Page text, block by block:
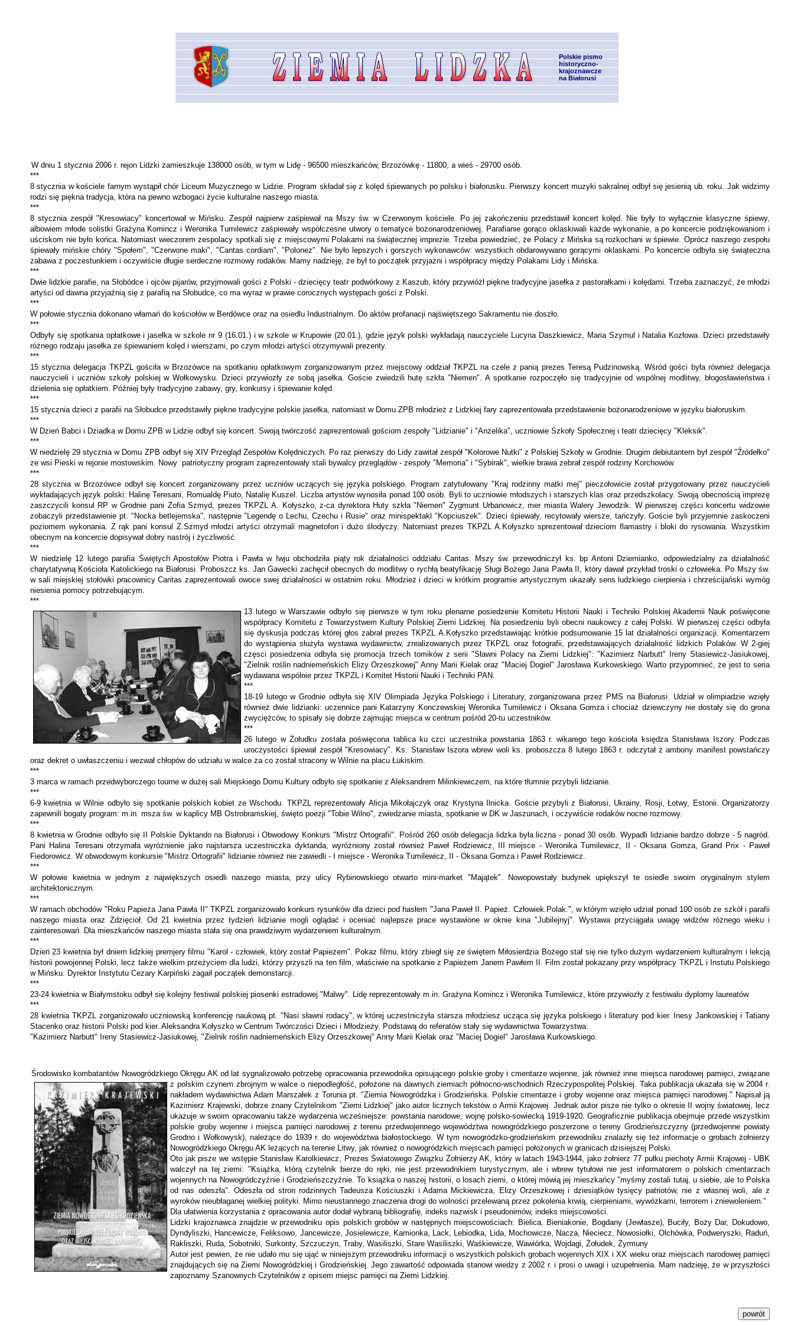
Polskie pismo
historyczno-
krajoznawcze
na Białorusi
W dniu 1 stycznia 2006 r. rejon Lidzki zamieszkuje 138000 osób, w tym w Lidę - 96500 mieszkańców, Brzozówkę - 11800, a wieś - 29700 osób.
***
8 stycznia w kościele farnym wystąpił chór Liceum Muzycznego w Lidzie. Program składał się z kolęd śpiewanych po polsku i białorusku. Pierwszy koncert muzyki sakralnej odbył się jesienią ub. roku. Jak widzimy
rodzi się piękna tradycja, która na pewno wzbogaci życie kulturalne naszego miasta.
***
8 stycznia zespół "Kresowiacy" koncertował w Mińsku. Zespół najpierw zaśpiewał na Mszy św. w Czerwonym kościele. Po jej zakończeniu przedstawił koncert kolęd. Nie były to wyłącznie klasyczne śpiewy,
albowiem młode solistki Grażyna Komincz i Weronika Tumilewicz zaśpiewały współczesne utwory o tematyce bożonarodzeniowej. Parafianie gorąco oklaskiwali każde wykonanie, a po koncercie podziękowaniom i
uściskom nie było końca. Natomiast wieczorem zespolacy spotkali się z miejscowymi Polakami na świątecznej imprezie. Trzeba powiedzieć, że Polacy z Mińska są rozkochani w śpiewie. Oprócz naszego zespołu
śpiewały mińskie chóry "Społem", "Czerwone maki", "Cantas cordiam", "Polonez". Nie było lepszych i gorszych wykonawców: wszystkich obdarowywano gorącymi oklaskami. Po koncercie odbyła się świąteczna
zabawa z poczestunkiem i oczywiście długie serdeczne rozmowy rodaków. Mamy nadzieję, że był to początek przyjażni i współpracy między Polakami Lidy i Mińska.
***
Dwie lidzkie parafie, na Słobódce i ojców pijarów, przyjmowali gości z Polski - dziecięcy teatr podwórkowy z Kaszub, który przywióżł piękne tradycyjne jasełka z pastorałkami i kolędami. Trzeba zaznaczyć, że młodzi
artyści od dawna przyjaźnią się z parafią na Słobudce, co ma wyraz w prawie corocznych występach gości z Polski.
***
W połowie stycznia dokonano włamań do kościołów w Berdówce oraz na osiedlu Industrialnym. Do aktów profanacji najświętszego Sakramentu nie doszło.
***
Odbyły się spotkania opłatkowe i jasełka w szkole nr 9 (16.01.) i w szkole w Krupowie (20.01.), gdzie język polski wykładają nauczyciele Lucyna Daszkiewicz, Maria Szymul i Natalia Kozłowa. Dzieci przedstawiły
różnego rodzaju jasełka ze śpiewaniem kolęd i wierszami, po czym młodzi artyści otrzymywali prezenty.
***
15 stycznia delegacja TKPZL gościła w Brzozówce na spotkaniu opłatkowym zorganizowanym przez miejscowy oddział TKPZL na czele z panią prezes Teresą Pudzinowską. Wśród gości była również delegacja
nauczycieli i uczniów szkoły polskiej w Wołkowysku. Dzieci przywiozły ze sobą jasełka. Goście zwiedzili hutę szkła "Niemen". A spotkanie rozpoczęło się tradycyjnie od wspólnej modlitwy, błogosławieństwa i
dzielenia się opłatkiem. Później były tradycyjne zabawy, gry, konkursy i śpiewanie kolęd.
***
15 stycznia dzieci z parafii na Słobudce przedstawiły piękne tradycyjne polskie jasełka, natomiast w Domu ZPB młodzież z Lidzkiej fary zaprezentowała przedstawienie bożonarodzeniowe w języku białoruskim.
***
W Dzień Babci i Dziadka w Domu ZPB w Lidzie odbył się koncert. Swoją twórczość zaprezento­wali gościom zespoły "Lidzianie" i "Anżelika", uczniowie Szkoły Społecznej i teatr dziecięcy "Kleksik".
***
W niedzielę 29 stycznia w Domu ZPB odbył się XIV Przegląd Zespołów Kolędniczych. Po raz pierwszy do Lidy zawitał zespół "Ko­lorowe Nutki" z Polskiej Szkoły w Grodnie. Drugim ­debiutantem był ze­spół "Źródełko"
ze wsi Pie­ski w rejonie mostowskim. Nowy patriotycz­ny program zaprezentowały stali bywalcy przeglądów - zespoły "Memoria" i "Sybirak", wielkie bra­wa zebrał zespół rodziny Korchowów.
***
28 stycznia w Brzozówce odbył się koncert zorganizowany przez uczniów uczących się języka polskiego. Program zatytułowany "Kraj rodzinny matki mej" pieczołowicie został przygotowany przez nauczycieli
wykładających język polski: Halinę Teresani, Romualdę Piuto, Natalię Kuszel. Liczba artystów wynosiła ponad 100 osób. Byli to uczniowie młodszych i starszych klas oraz przedszkolacy. Swoją obecnością imprezę
zaszczycili konsul RP w Grodnie pani Zofia Szmyd, prezes TKPZL A. Kołyszko, z-ca dyrektora Huty szkła "Niemen" Zygmunt Urbanowicz, mer miasta Walery Jewodzik. W pierwszej części koncertu widzowie
zobaczyli przedstawienie pt. "Nocka betlejemska", następnie "Legendę o Lechu, Czechu i Rusie" oraz minispektakl "Kopciuszek". Dzieci śpiewały, recytowały wiersze, tańczyły. Goście byli przyjemnie zaskoczeni
poziomem wykonania. Z rąk pani konsul Z.Szmyd młodzi artyści otrzymali magnetofon i dużo śłodyczy. Natomiast prezes TKPZL A.Kołyszko sprezentował dzieciom flamastry i bloki do rysowania. Wszystkim
obecnym na koncercie dopisywał dobry nastrój i życzliwość.
***
W niedzielę 12 lutego parafia Świętych Apostołów Piotra i Pawła w Iwju obchodzi­ła piąty rok działalności oddziału Caritas. Mszy św. przewodniczył ks. bp Antoni Dziemianko, odpowiedzialny za działalność
charytatywną Kościoła Kato­lickiego na Białorusi. Pro­boszcz ks. Jan Gawecki zachęcił obecnych do modlitwy o rychłą beatyfikację Sługi Bo­żego Jana Pawła II, który dawał przykład troski o człowieka. Po Mszy św.
w sali miej­skiej stołówki pracownicy Caritas zaprezentowali owoce swej działalności w ostatnim roku. Młodzież i dzieci w krótkim progra­mie artystycznym ukazały sens ludzkiego cierpienia i chrześcijański wymóg
niesie­nia pomocy potrzebującym.
***
13 lutego w Warszawie odbyło się pierwsze w tym roku plenarne posiedzenie Komitetu Historii Nauki i Techniki Polskiej Akademii Nauk poświęcone
współpracy Komitetu z Towarzystwem Kultury Polskiej Ziemi Lidzkiej. Na posiedzeniu byli obecni naukowcy z całej Polski. W pierwszej części odbyła
się dyskusja podczas której głos zabrał prezes TKPZL A.Kołyszko przedstawiając krótkie podsumowanie 15 lat działalności organizacji. Komentarzem
do wystąpienia służyła wystawa wydawnictw, zrealizowanych przez TKPZL oraz fotografii, przedstawiających działalność lidzkich Polaków. W 2-giej
częsci posiedzenia odbyła się promocja trzech tomików z serii "Sławni Polacy na Ziemi Lidzkiej": "Kazimierz Narbutt" Ireny Stasiewicz-Jasiukowej,
"Zielnik roślin nadniemeńskich Elizy Orzeszkowej" Anny Marii Kielak oraz "Maciej Dogiel" Jarosława Kurkowskiego. Warto przypomnieć, że jest to seria
wydawana wspólnie przez TKPZL i Komitet Historii Nauki i Techniki PAN.
***
18-19 lutego w Grodnie odbyła się XIV Olimpiada Języka Polskiego i Literatury, zorganizowana przez PMS na Białorusi. Udział w olimpiadzie wzięły
również dwie lidzianki: uczennice pani Katarzyny Konczewskiej Weronika Tumilewicz i Oksana Gomza i chociaż dziewczyny nie dostały się do grona
zwyciężców, to spisały się dobrze zajmując miejsca w centrum pośród 20-tu uczestników.
***
26 lutego w Żołudku została poświęcona tablica ku czci uczestnika powstania 1863 r. wikarego tego kościoła księdza Stanisława Iszory. Podczas
uroczystości śpiewał zespół "Kresowiacy". Ks. Stanisław Iszora wbrew woli ks. proboszcza 8 lutego 1863 r. odczytał z ambony manifest powstańczy
oraz dekret o uwłaszczeniu i wezwał chłopów do udziału w walce za co został stracony w Wilnie na placu Łukiskim.
***
3 marca w ramach przedwyborczego tourne w dużej sali Miejskiego Domu Kultury odbyło się spotkanie z Aleksandrem Milinkiewiczem, na które tłumnie przybyli lidzianie.
***
6-9 kwietnia w Wilnie odbyło się spotkanie polskich kobiet ze Wschodu. TKPZL reprezentowały Alicja Mikołajczyk oraz Krystyna Ilnicka. Goście przybyli z Białorusi, Ukrainy, Rosji, Łotwy, Estonii. Organizatorzy
zapewnili bogaty program: m.in. msza św. w kaplicy MB Ostrobramskiej, święto poezji "Tobie Wilno", zwiedzanie miasta, spotkanie w DK w Jaszunach, i oczywiście rodaków nocne rozmowy.
***
8 kwietnia w Grodnie odbyło się II Polskie Dyktando na Białorusi i Obwodowy Konkurs "Mistrz Ortografii". Pośród 260 osób delegacja lidzka była liczna - ponad 30 osób. Wypadli lidzianie bardzo dobrze - 5 nagród.
Pani Halina Teresani otrzymała wyróżnienie jako najstarsza uczestniczka dyktanda, wyróżniony został również Paweł Rodziewicz, III miejsce - Weronika Tumilewicz, II - Oksana Gomza, Grand Prix - Paweł
Fiedorowicz. W obwodowym konkursie "Mistrz Ortografii" lidzianie również nie zawiedli - I miejsce - Weronika Tumilewicz, II - Oksana Gomza i Paweł Rodziewicz.
***
W połowie kwietnia w jednym z największych osiedli naszego miasta, przy ulicy Rybinowskiego otwarto mini-market "Majątek". Nowopowstały budynek upiększył te osiedle swoim oryginalnym stylem
architektonicznym.
***
W ramach obchodów "Roku Papieża Jana Pawła II" TKPZL zorganizowało konkurs rysunków dla dzieci pod hasłem "Jana Paweł II. Papież. Człowiek.Polak.", w którym wzięło udział ponad 100 osób ze szkół i parafii
naszego miasta oraz Zdzięcioł. Od 21 kwietnia przez tydzień lidzianie mogli oglądać i oceniać najlepsze prace wystawione w oknie kina "Jubilejnyj". Wystawa przyciągała uwagę widzów różnego wieku i
zainteresowań. Dla mieszkańców naszego miasta stała się ona prawdziwym wydarzeniem kulturalnym.
***
Dzień 23 kwietnia był dniem lidzkiej premjery filmu "Karol - człowiek, który został Papieżem". Pokaz filmu, który zbiegł się ze świętem Miłosierdzia Bożego stał się nie tylko dużym wydarzeniem kulturalnym i lekcją
historii powojennej Polski, lecz także wielkim przeżyciem dla ludzi, którzy przyszli na ten film, właściwie na spotkanie z Papieżem Janem Pawłem II. Film został pokazany przy współpracy TKPZL i Instutu Polskiego
w Mińsku. Dyrektor Instytutu Cezary Karpiński zagaił początek demonstarcji.
***
23-24 kwietnia w Białymstoku odbył się kolejny festiwal polskiej piosenki estradowej "Malwy". Lidę reprezentowały m.in. Grażyna Komincz i Weronika Tumilewicz, które przywiozły z festiwalu dyplomy laureatów.
***
28 kwietnia TKPZL zorganizowało uczniowską konferencję naukową pt. "Nasi sławni rodacy", w której uczestniczyła starsza młodziesz ucząca się języka polskiego i literatury pod kier. Inesy Jankowskiej i Tatiany
Stacenko oraz historii Polski pod kier. Aleksandra Kołyszko w Centrum Twórczości Dzieci i Młodzieży. Podstawą do referatów stały się wydawnictwa Towarzystwa:
"Kazimierz Narbutt" Ireny Stasiewicz-Jasiukowej, "Zielnik roślin nadniemeńskich Elizy Orzeszkowej" Anny Marii Kielak oraz "Maciej Dogiel" Jarosława Kurkowskiego.
Środowisko kombatantów Nowogródzkiego Okręgu AK od lat sygnalizo­wało potrzebę opracowania przewodnika opisującego polskie groby i cmen­tarze wojenne, jak również inne miejsca narodowej pamięci, związane
z polskim czynem zbrojnym w walce o niepodległość, położone na dawnych ziemiach północno-wschodnich Rzeczypospolitej Polskiej. Taka publikacja ukazała się w 2004 r.
nakładem wydawnictwa Adam Marszałek z Torunia pt. "Ziemia Nowogródzka i Grodzieńska. Polskie cmentarze i groby wojenne oraz miejsca pamięci narodowej." Napisał ją
Kazimierz Krajewski, dobrze znany Czytelnikom "Ziemi Lidzkiej" jako autor licznych tekstów o Armii Krajowej. Jednak autor pisze nie tylko o okresie II wojny światowej, lecz
ukazuje w swoim opracowaniu także wydarzenia wcześniejsze: powstania narodowe, wojnę polsko-sowiecką 1919-1920. Geograficznie publikacja obejmuje przede wszystkim
polskie groby wojenne i miejsca pamięci narodowej z tere­nu przedwojennego województwa nowogródzkiego poszerzone o tereny Grodzieńszczyzny (przedwojenne powiaty
Grodno i Wołkowysk), na­leżące do 1939 r. do województwa białostockiego. W tym nowogródzko-grodzieńskim przewodniku znalazły się też informacje o grobach żołnierzy
Nowogródzkiego Okręgu AK leżących na terenie Litwy, jak również o nowogródz­kich miejscach pamięci położonych w granicach dzisiejszej Polski.
Oto jak pisze we wstępie Stanisław Karolkiewicz, Prezes Światowego Związku Żołnierzy AK, który w latach 1943-1944, jako żołnierz 77 pułku piechoty Armii Krajowej - UBK
walczył na tej ziemi: "Książka, którą czytelnik bierze do ręki, nie jest przewodnikiem turystycz­nym, ale i wbrew tytułowi nie jest informatorem o polskich cmentarzach
wojennych na Nowogródczyźnie i Grodzieńszczyźnie. To książka o naszej historii, o losach ziemi, o której mówią jej mieszkańcy "myśmy zostali tutaj, u siebie, ale to Polska
od nas odeszła". Odeszła od stron rodzinnych Tadeusza Kościuszki i Adama Mickiewicza, Elizy Orzeszkowej i dziesiątków tysięcy patriotów, nie z własnej woli, ale z
wyroków nieubłaganej wielkiej polityki. Mimo nieustannego znaczenia drogi do wolności przelewaną przez pokolenia krwią, cierpieniami, wywózkami, terrorem i zniewoleniem."
Dla ułatwienia korzystania z opracowania autor dodał wybraną bibliografię, indeks nazwisk i pseudonimów, indeks miejscowości.
Lidzki krajoznawca znajdzie w przewodniku opis polskich grobów w następnych miejscowościach: Bielica, Bieniakonie, Bogdany (Jewłasze), Buciły, Boży Dar, Dokudowo,
Dyndyliszki, Hancewicze, Feliksowo, Jancewicze, Josielewicze, Kamionka, Lack, Lebiodka, Lida, Mochowicze, Nacza, Nieciecz, Nowosiołki, Olchówka, Podweryszki, Raduń,
Rakliszki, Ruda, Sobotniki, Surkonty, Szczuczyn, Traby, Wasiliszki, Stare Wasiliszki, Waśkiewicze, Wawiórka, Wojdagi, Żołudek, Żyrmuny
Autor jest pewien, że nie udało mu się ująć w niniejszym przewodniku informacji o wszyst­kich polskich grobach wojennych XIX i XX wieku oraz miejscach narodowej pamięci
znajdujących się na Ziemi Nowogródzkiej i Grodzieńskiej. Jego zawar­tość odpowiada stanowi wiedzy z 2002 r. i prosi o uwagi i uzupełnienia. Mam nadzieję, że w przyszłości
zapoznamy Szanownych Czytelników z opisem miejsc pamięci na Ziemi Lidzkiej.